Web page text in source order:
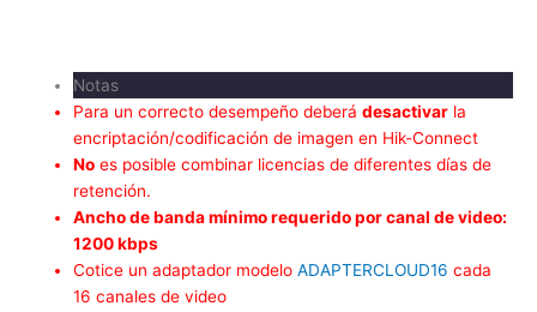
Notas
Para un correcto desempeño deberádesactivar la
encriptación/codificación de imagen en Hik-Connect
No es posible combinar licencias de diferentes días de
retención.
Ancho de banda mínimo requerido por canal de video:
1200 kbps
Cotice un adaptador modeloADAPTERCLOUD16 cada
16 canales de video